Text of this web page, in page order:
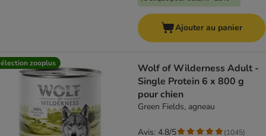
Ajouter au panier
zooplus
Wolf of Wilderness Adult -
Single Protein 6 x 800 g
pour chien
Green Fields, agneau
Avis: 4.8/5 (1045)